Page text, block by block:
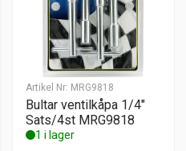
Artikel Nr: MRG9818
Bultar ventilkåpa 1/4″
Sats/4st MRG9818
1 i lager